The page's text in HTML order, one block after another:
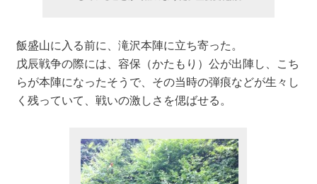
飯盛山に入る前に、滝沢本陣に立ち寄った。
戊辰戦争の際には、容保（かたもり）公が出陣し、こち
らが本陣になったそうで、その当時の弾痕などが生々し
く残っていて、戦いの激しさを偲ばせる。